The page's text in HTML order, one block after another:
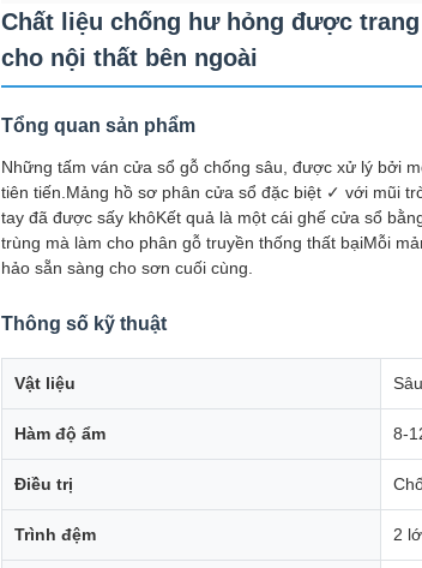
Chất liệu chống hư hỏng được
cho nội thất bên ngoài
Tổng quan sản phẩm
Những tấm ván cửa sổ gỗ chống sâu, được xử lý bởi
tiên tiến.Mảng hồ sơ phân cửa sổ đặc biệt ✓ với mũi
tay đã được sấy khôKết quả là một cái ghế cửa sổ
trùng mà làm cho phân gỗ truyền thống thất bạiMỗi
hảo sẵn sàng cho sơn cuối cùng.
Thông số kỹ thuật
Vật liệu
Hàm độ ẩm 8-
Điều trị
Trình đệm 2